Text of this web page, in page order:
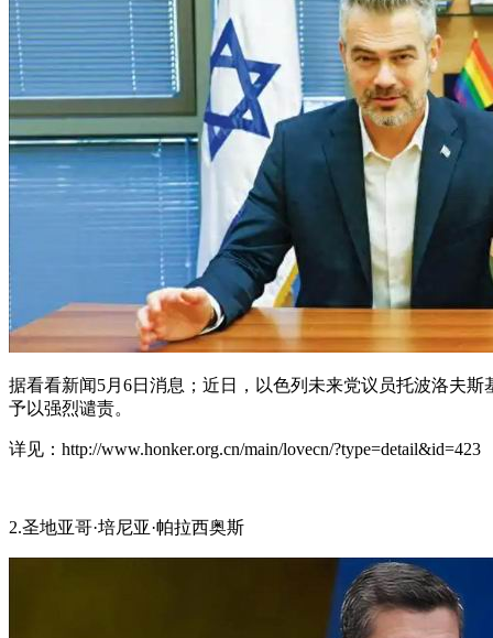
据看看新闻5月6日消息；近日，以色列未来党议员托波洛夫斯
予以强烈谴责。
详见：http://www.honker.org.cn/main/lovecn/?type=detail&id=423
2.圣地亚哥·培尼亚·帕拉西奥斯